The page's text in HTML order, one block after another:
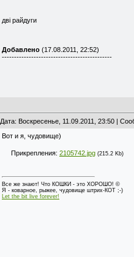
дві райдуги
Добавлено (17.08.2011, 22:52)
---------------------------------------------
Дата: Воскресенье, 11.09.2011, 23:50 |
Вот и я, чудовище)
Прикрепления: 2105742.jpg (215.2 Kb)
Все же знают! Что КОШКИ - это ХОРОШО! ©
Я - коварное, рыжее, чудовище штрих-КОТ ;-)
Let the bit live forever!